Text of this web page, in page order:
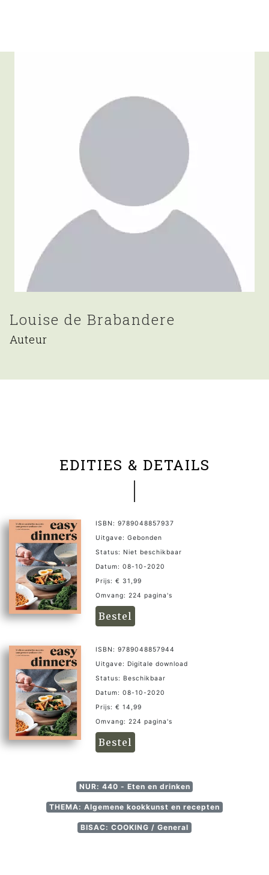
Louise de Brabandere
Auteur
EDITIES & DETAILS
ISBN: 9789048857937
Uitgave: Gebonden
Status: Niet beschikbaar
Datum: 08-10-2020
Prijs: € 31,99
Omvang: 224 pagina's
Bestel
ISBN: 9789048857944
Uitgave: Digitale download
Status: Beschikbaar
Datum: 08-10-2020
Prijs: € 14,99
Omvang: 224 pagina's
Bestel
NUR: 440 - Eten en drinken
THEMA: Algemene kookkunst en recepten
BISAC: COOKING / General